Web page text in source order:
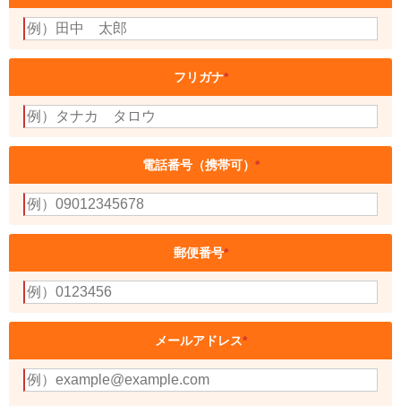
フリガナ*
電話番号（携帯可） *
郵便番号*
メールアドレス*